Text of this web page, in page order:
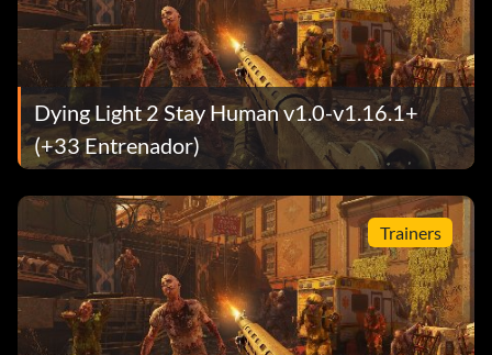
Dying Light 2 Stay Human v1.0-v1.16.1+
(+33 Entrenador)
Trainers